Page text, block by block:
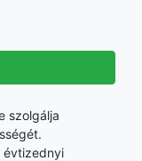
szolgálja
évtizednyi